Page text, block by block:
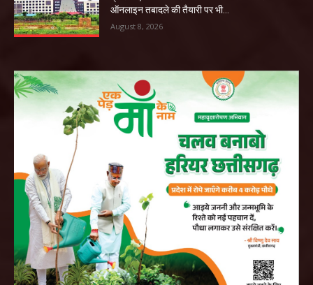
ऑनलाइन तबादले की तैयारी पर भी...
August 8, 2026